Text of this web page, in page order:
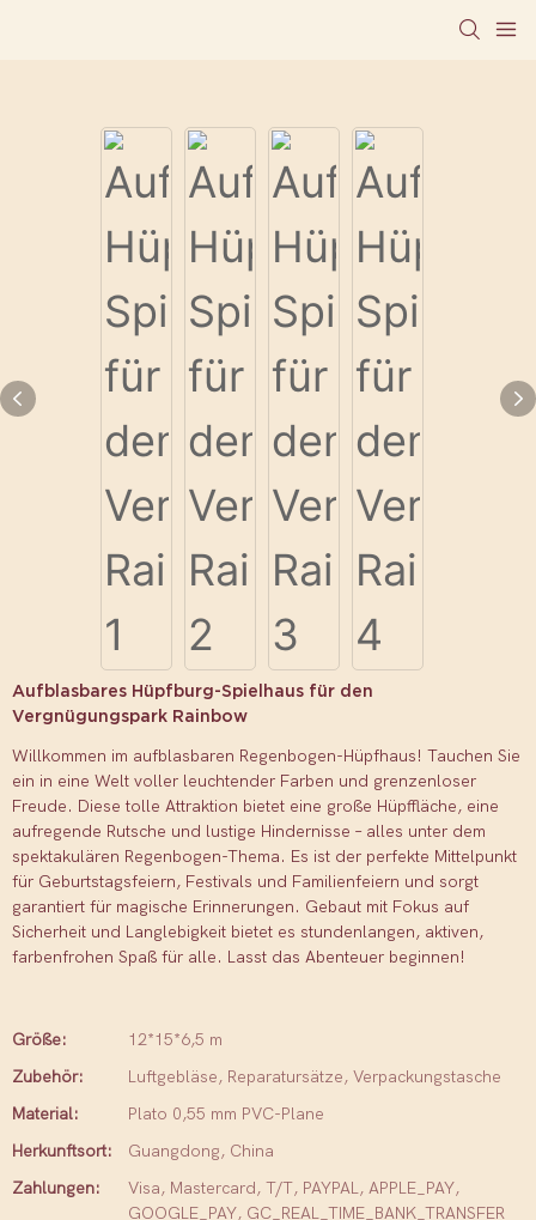
Aufblasbares Hüpfburg-Spielhaus für den
Vergnügungspark Rainbow
Willkommen im aufblasbaren Regenbogen-Hüpfhaus! Tauchen Sie
ein in eine Welt voller leuchtender Farben und grenzenloser
Freude. Diese tolle Attraktion bietet eine große Hüpffläche, eine
aufregende Rutsche und lustige Hindernisse – alles unter dem
spektakulären Regenbogen-Thema. Es ist der perfekte Mittelpunkt
für Geburtstagsfeiern, Festivals und Familienfeiern und sorgt
garantiert für magische Erinnerungen. Gebaut mit Fokus auf
Sicherheit und Langlebigkeit bietet es stundenlangen, aktiven,
farbenfrohen Spaß für alle. Lasst das Abenteuer beginnen!
Größe:
12*15*6,5 m
Zubehör:
Luftgebläse, Reparatursätze, Verpackungstasche
Material:
Plato 0,55 mm PVC-Plane
Herkunftsort:
Guangdong, China
Zahlungen:
Visa, Mastercard, T/T, PAYPAL, APPLE_PAY,
GOOGLE_PAY, GC_REAL_TIME_BANK_TRANSFER